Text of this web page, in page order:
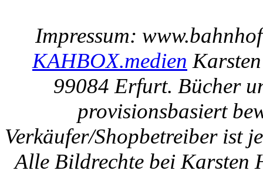
Impressum:
KAHBOX.medien
99084 Erfurt. Bücher
provisionsbasiert
Verkäufer/Shopbetreiber ist
Alle Bildrechte bei Karsten